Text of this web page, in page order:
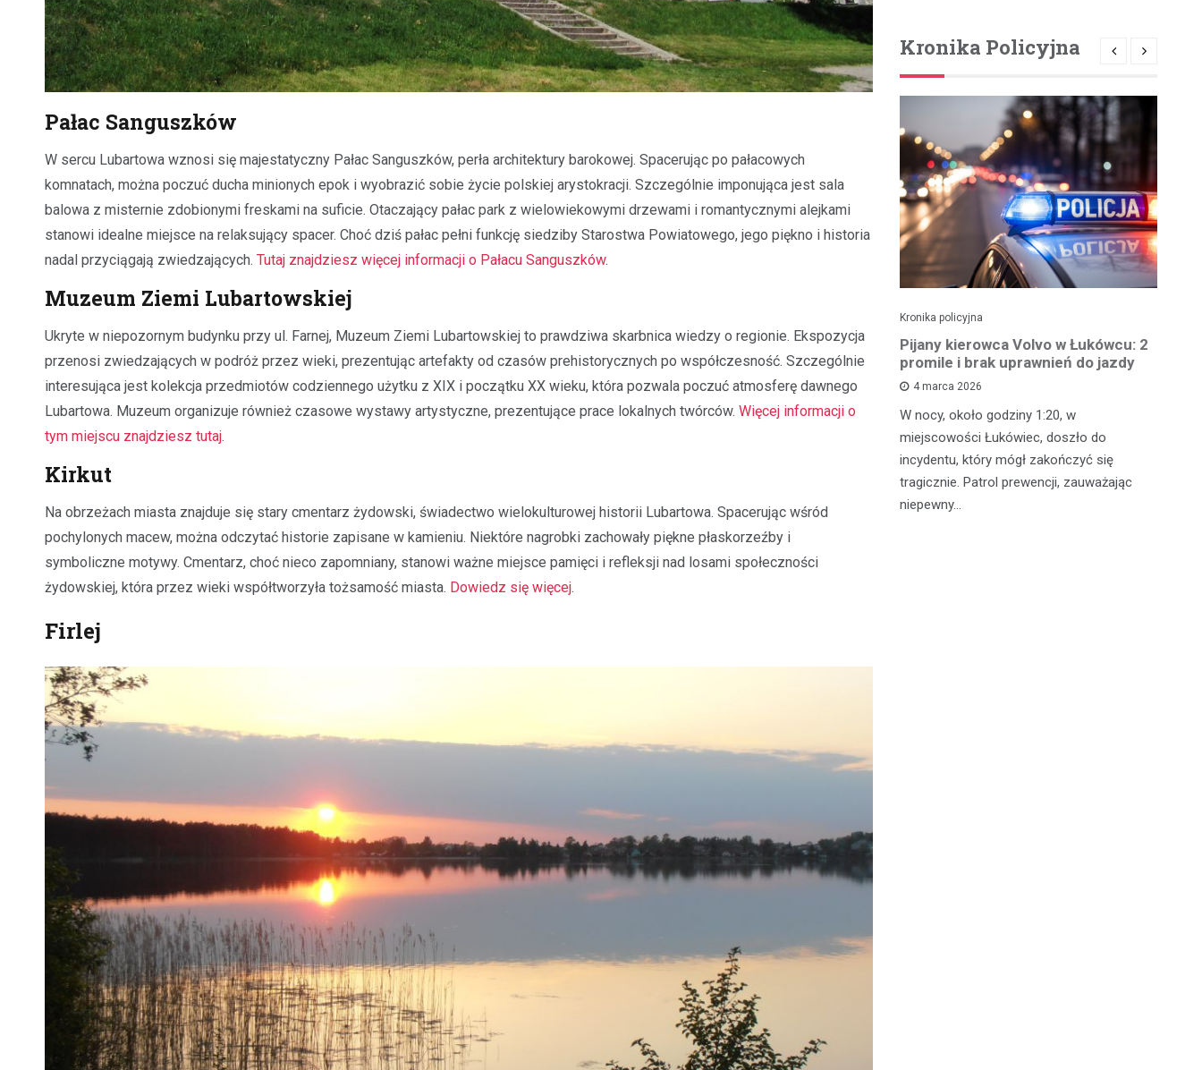
Pałac Sanguszków
W sercu Lubartowa wznosi się majestatyczny Pałac Sanguszków, perła architektury barokowej. Spacerując po pałacowych
komnatach, można poczuć ducha minionych epok i wyobrazić sobie życie polskiej arystokracji. Szczególnie imponująca jest sala
balowa z misternie zdobionymi freskami na suficie. Otaczający pałac park z wielowiekowymi drzewami i romantycznymi alejkami
stanowi idealne miejsce na relaksujący spacer. Choć dziś pałac pełni funkcję siedziby Starostwa Powiatowego, jego piękno i historia
nadal przyciągają zwiedzających. Tutaj znajdziesz więcej informacji o Pałacu Sanguszków.
Muzeum Ziemi Lubartowskiej
Ukryte w niepozornym budynku przy ul. Farnej, Muzeum Ziemi Lubartowskiej to prawdziwa skarbnica wiedzy o regionie. Ekspozycja
przenosi zwiedzających w podróż przez wieki, prezentując artefakty od czasów prehistorycznych po współczesność. Szczególnie
interesująca jest kolekcja przedmiotów codziennego użytku z XIX i początku XX wieku, która pozwala poczuć atmosferę dawnego
Lubartowa. Muzeum organizuje również czasowe wystawy artystyczne, prezentujące prace lokalnych twórców. Więcej informacji o
tym miejscu znajdziesz tutaj.
Kirkut
Na obrzeżach miasta znajduje się stary cmentarz żydowski, świadectwo wielokulturowej historii Lubartowa. Spacerując wśród
pochylonych macew, można odczytać historie zapisane w kamieniu. Niektóre nagrobki zachowały piękne płaskorzeźby i
symboliczne motywy. Cmentarz, choć nieco zapomniany, stanowi ważne miejsce pamięci i refleksji nad losami społeczności
żydowskiej, która przez wieki współtworzyła tożsamość miasta. Dowiedz się więcej.
Firlej
Kronika Policyjna
Oszustwo na komunikatorach: 23-
latka straciła 1500 zł przez przejęte
konto znajomego
21 listopada 2025
Kronika policyjna
Pijany kierowca Volvo w Łukówcu: 2
promile i brak uprawnień do jazdy
4 marca 2026
W nocy, około godziny 1:20, w
miejscowości Łukówiec, doszło do
incydentu, który mógł zakończyć się
tragicznie. Patrol prewencji, zauważając
niepewny…